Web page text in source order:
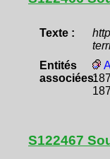
Texte :
Entités
associées:
S122467